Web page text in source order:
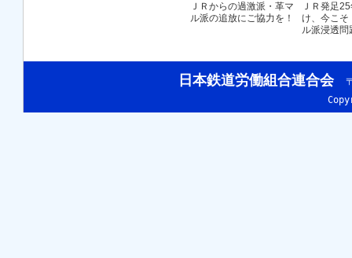
ＪＲからの過激派・革マ
ル派の追放にご協力を！
ＪＲ発足
け、今こそ
ル派浸透問
日本鉄道労働組合連合会